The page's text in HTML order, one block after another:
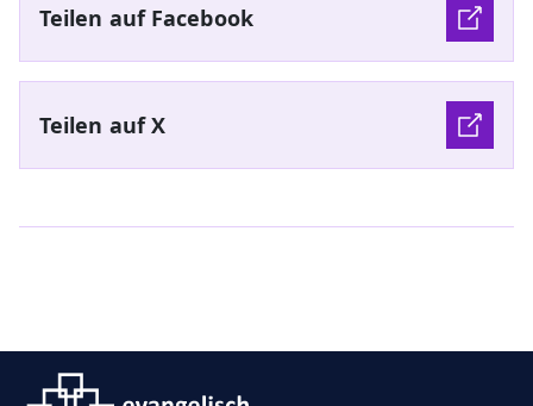
Teilen auf Facebook
Teilen auf X